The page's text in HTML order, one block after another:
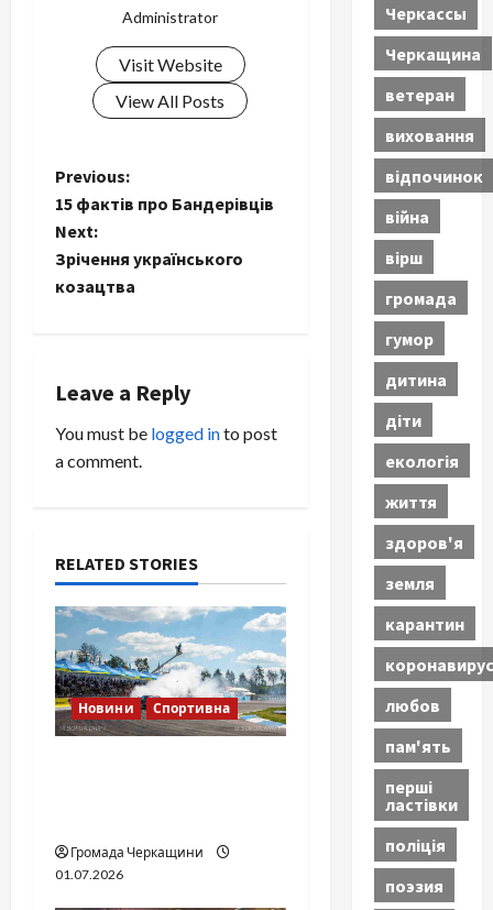
Administrator
Visit Website
View All Posts
P
o
s
v
g
a
t
i
o
Previous:
15 фактів про Бандерівців
Next:
Зрічення українського
козацтва
Leave a Reply
You must be logged into post
a comment.
RELATED STORIES
Новини Спортивна
Громада Черкащини
01.07.2026
Черкассы
Черкащина
ветеран
виховання
відпочинок
війна
вірш
громада
гумор
дитина
діти
екологія
життя
здоров'я
земля
карантин
коронавирус
любов
пам'ять
перші
ластівки
поліція
поэзия